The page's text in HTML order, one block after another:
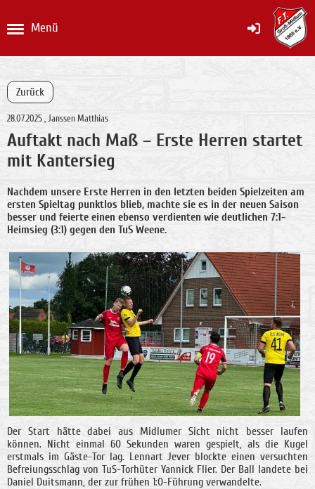
Menü
Zurück
28.07.2025 , Janssen Matthias
Auftakt nach Maß – Erste Herren startet
mit Kantersieg
Nachdem unsere Erste Herren in den letzten beiden Spielzeiten am
ersten Spieltag punktlos blieb, machte sie es in der neuen Saison
besser und feierte einen ebenso verdienten wie deutlichen 7:1-
Heimsieg (3:1) gegen den TuS Weene.
Der Start hätte dabei aus Midlumer Sicht nicht besser laufen
können. Nicht einmal 60 Sekunden waren gespielt, als die Kugel
erstmals im Gäste-Tor lag. Lennart Jever blockte einen versuchten
Befreiungsschlag von TuS-Torhüter Yannick Flier. Der Ball landete bei
Daniel Duitsmann, der zur frühen 1:0-Führung verwandelte.